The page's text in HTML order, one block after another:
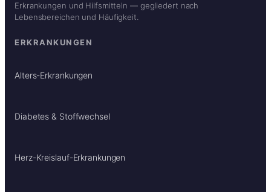
Erkrankungen und Hilfsmitteln — gegliedert nach
Lebensbereichen und Häufigkeit.
ERKRANKUNGEN
Alters-Erkrankungen
Diabetes & Stoffwechsel
Herz-Kreislauf-Erkrankungen